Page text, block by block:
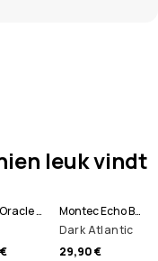
leuk vindt
Montec Oracle W Snowboard jas Dames
Montec Echo Beanie
Dark Atlantic
29,90 €